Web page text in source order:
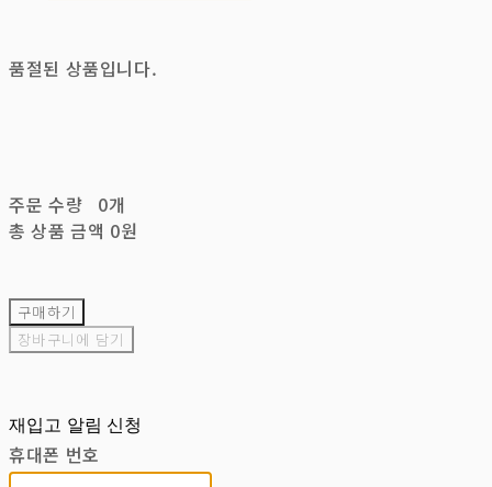
품절된 상품입니다.
주문 수량
0개
총 상품 금액 0원
구매하기
장바구니에 담기
재입고 알림 신청
휴대폰 번호